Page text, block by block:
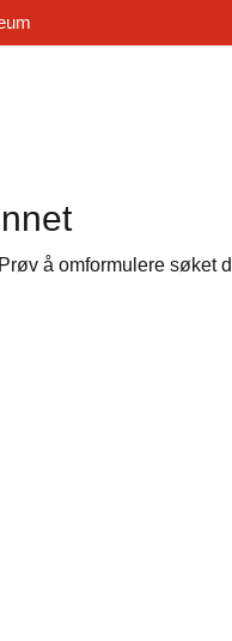
å omformulere søket